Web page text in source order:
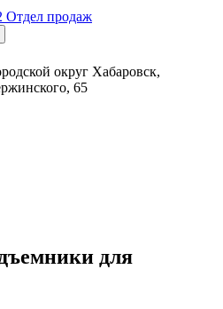
Отдел продаж
округ Хабаровск,
65
для